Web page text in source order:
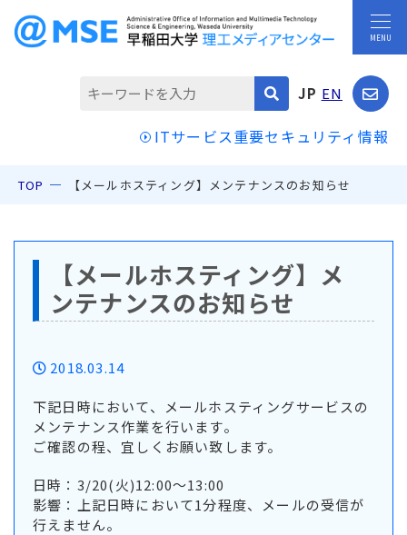
JP EN
ITサービス重要セキュリティ情報
TOP 【メールホスティング】メンテナンスのお知らせ
【メールホスティング】メ
ンテナンスのお知らせ
2018.03.14
下記日時において、メールホスティングサービスの
メンテナンス作業を行います。
ご確認の程、宜しくお願い致します。
日時：3/20(火)12:00～13:00
影響：上記日時において1分程度、メールの受信が
行えません。